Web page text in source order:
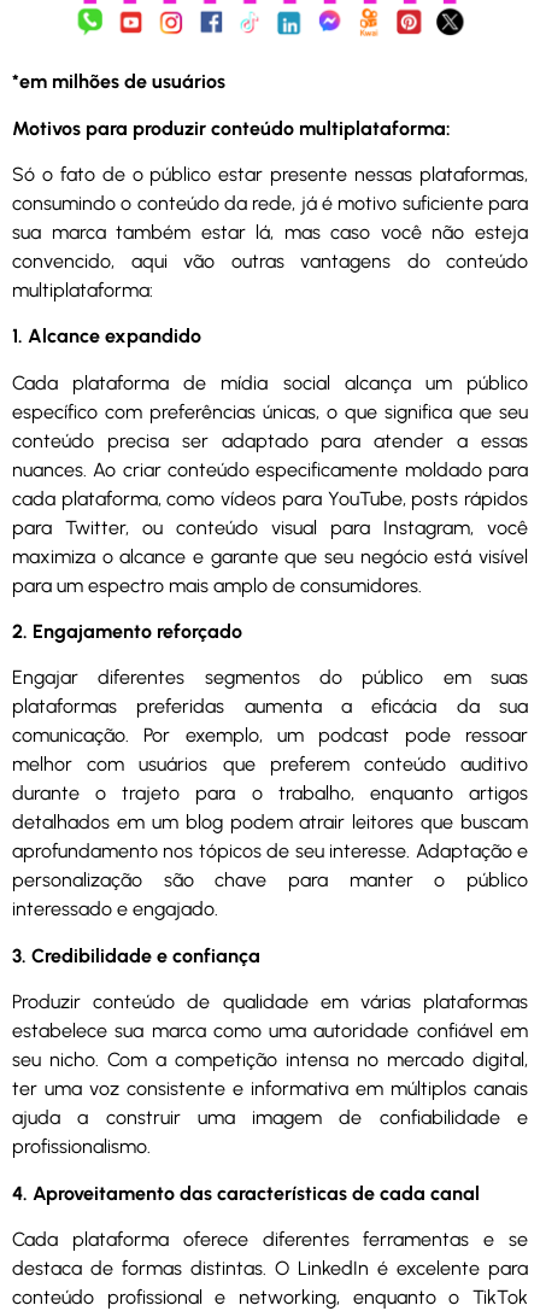
*em milhões de usuários
Motivos para produzir conteúdo multiplataforma:
Só o fato de o público estar presente nessas plataformas,
consumindo o conteúdo da rede, já é motivo suficiente para
sua marca também estar lá, mas caso você não esteja
convencido, aqui vão outras vantagens do conteúdo
multiplataforma:
1. Alcance expandido
Cada plataforma de mídia social alcança um público
específico com preferências únicas, o que significa que seu
conteúdo precisa ser adaptado para atender a essas
nuances. Ao criar conteúdo especificamente moldado para
cada plataforma, como vídeos para YouTube, posts rápidos
para Twitter, ou conteúdo visual para Instagram, você
maximiza o alcance e garante que seu negócio está visível
para um espectro mais amplo de consumidores.
2. Engajamento reforçado
Engajar diferentes segmentos do público em suas
plataformas preferidas aumenta a eficácia da sua
comunicação. Por exemplo, um podcast pode ressoar
melhor com usuários que preferem conteúdo auditivo
durante o trajeto para o trabalho, enquanto artigos
detalhados em um blog podem atrair leitores que buscam
aprofundamento nos tópicos de seu interesse. Adaptação e
personalização são chave para manter o público
interessado e engajado.
3. Credibilidade e confiança
Produzir conteúdo de qualidade em várias plataformas
estabelece sua marca como uma autoridade confiável em
seu nicho. Com a competição intensa no mercado digital,
ter uma voz consistente e informativa em múltiplos canais
ajuda a construir uma imagem de confiabilidade e
profissionalismo.
4. Aproveitamento das características de cada canal
Cada plataforma oferece diferentes ferramentas e se
destaca de formas distintas. O LinkedIn é excelente para
conteúdo profissional e networking, enquanto o TikTok